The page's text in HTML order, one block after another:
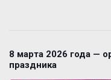
8 марта 2026 года —
праздника